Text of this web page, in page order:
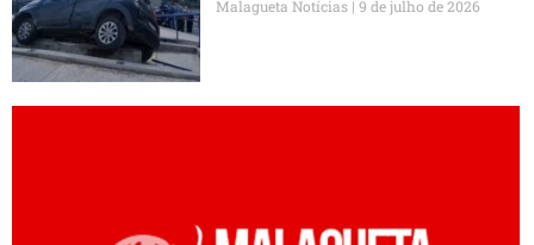
Malagueta Notícias 9 de julho de 2026